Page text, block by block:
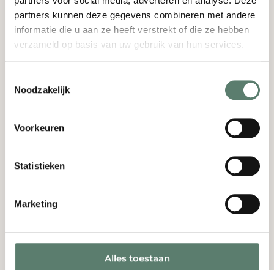
partners kunnen deze gegevens combineren met andere
informatie die u aan ze heeft verstrekt of die ze hebben
verzameld op basis van uw gebruik van hun services.
Noodzakelijk
Voorkeuren
Statistieken
Marketing
Alles toestaan
Ontdek Kasteel Bijstervelt als
buurt van Eindhoven en Oirschot? Laat je inspireren op 28